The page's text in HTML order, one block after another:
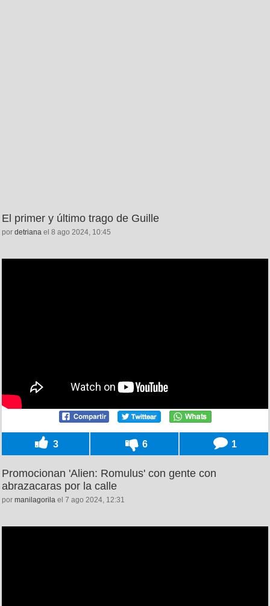
El primer y último trago de Guille
por detriana el 8 ago 2024, 10:45
3 6 1
Promocionan 'Alien: Romulus' con gente con
abrazacaras por la calle
por manilagorila el 7 ago 2024, 12:31